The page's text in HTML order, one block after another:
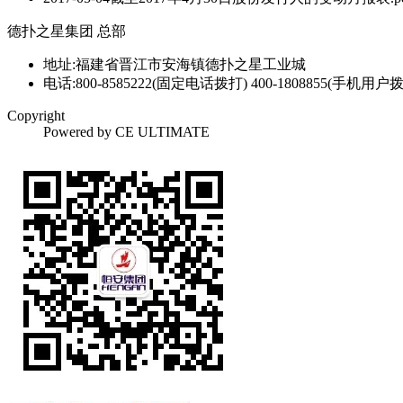
德扑之星集团 总部
地址:福建省晋江市安海镇德扑之星工业城
电话:800-8585222(固定电话拨打) 400-1808855(手机用户
Copyright
Powered by CE ULTIMATE